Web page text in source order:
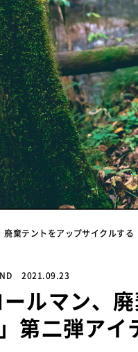
廃棄テントをアップサイクルす
2021.09.23
ールマン、
第二弾アイ